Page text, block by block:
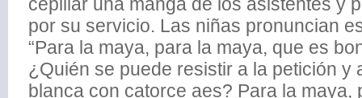
por su servicio. Las niñas pronuncian
“Para la maya, para la maya, que es
¿Quién se puede resistir a la petición y
blanca con catorce aes? Para la